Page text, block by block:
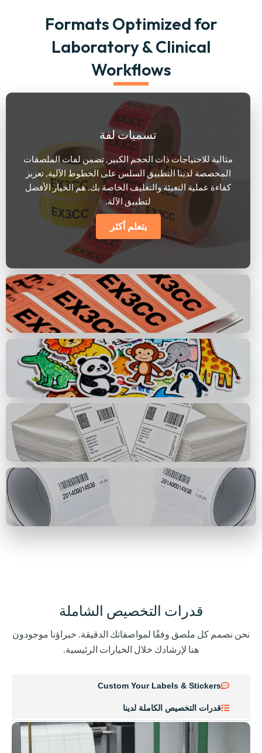
Formats Optimized for
Laboratory&Clinical
Workflows
تسميات لفة
مثالية للاحتياجات ذات الحجم الكبير, تضمن لفات الملصقات
المخصصة لدينا التطبيق السلس على الخطوط الآلية, تعزيز
كفاءة عملية التعبئة والتغليف الخاصة بك. هم الخيار الأفضل
لتطبيق الآلة.
يتعلم أكثر
قدرات التخصيص الشاملة
نحن نصمم كل ملصق وفقًا لمواصفاتك الدقيقة. خبراؤنا موجودون
هنا لإرشادك خلال الخيارات الرئيسية.
Custom Your Labels & Stickers
قدرات التخصيص الكاملة لدينا